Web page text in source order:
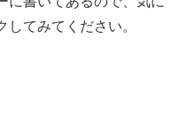
てみてください。